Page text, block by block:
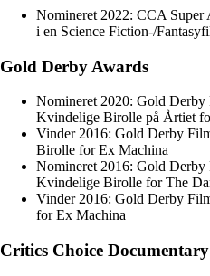
Nomineret 2022: CCA Super
i en Science Fiction-/
Gold Derby Awards
Nomineret 2020: Gold
Kvindelige Birolle på Årtiet
Vinder 2016: Gold Derby
Birolle for Ex Machina
Nomineret 2016: Gold
Kvindelige Birolle for The
Vinder 2016: Gold Derby
for Ex Machina
Critics Choice